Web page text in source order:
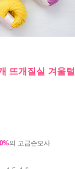
뜨개질실 겨울털
의 고급순모사